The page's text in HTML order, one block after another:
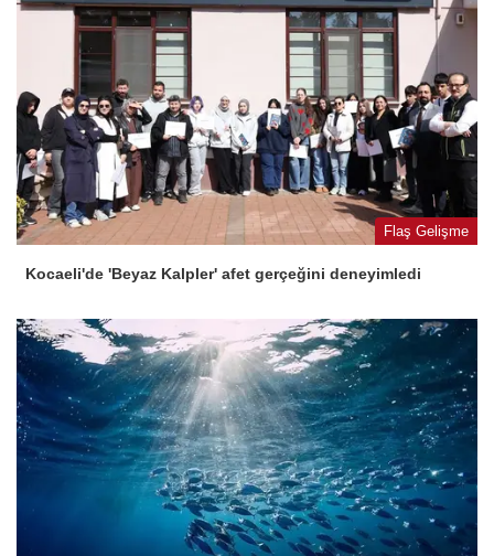
Flaş Gelişme
Kocaeli'de 'Beyaz Kalpler' afet gerçeğini deneyimledi